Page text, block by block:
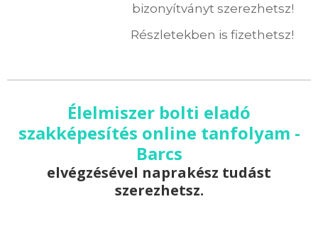
bizonyítványt szerezhetsz!
Részletekben is fizethetsz!
Élelmiszer bolti eladó
szakképesítés online tanfolyam -
Barcs
elvégzésével naprakész tudást
szerezhetsz.